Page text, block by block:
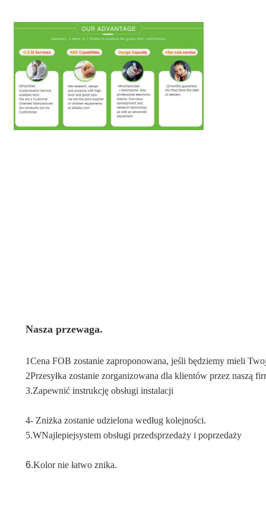
Nasza przewaga.
1Cena FOB zostanie zaproponowana, jeśli będziemy mieli
2Przesyłka zostanie zorganizowana dla klientów przez naszą
3.Zapewnić instrukcję obsługi instalacji
4- Zniżka zostanie udzielona według kolejności.
5.WNajlepiejsystem obsługi przedsprzedaży i poprzedaży
6.Kolor nie łatwo znika.